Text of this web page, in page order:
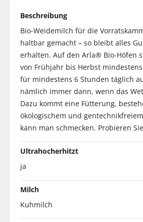
Beschreibung
Bio-Weidemilch für die
haltbar gemacht – so bleibt alles
erhalten. Auf den Arla® Bio-Höfen
von Frühjahr bis Herbst mindestens
für mindestens 6 Stunden täglich
nämlich immer dann, wenn das
Dazu kommt eine Fütterung,
ökologischem und
kann man schmecken. Probieren
Ultrahocherhitzt
ja
Milch
Kuhmilch